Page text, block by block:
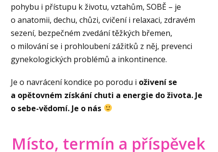
pohybu i přístupu k životu, vztahům, SOBĚ – je
o anatomii, dechu, chůzi, cvičení i relaxaci, zdravém
sezení, bezpečném zvedání těžkých břemen,
o milování se i prohloubení zážitků z něj, prevenci
gynekologických problémů a inkontinence.
Je o navrácení kondice po porodu i oživení se
a opětovném získání chuti a energie do života. Je
o sebe-vědomí. Je o nás
Místo, termín a příspěvek